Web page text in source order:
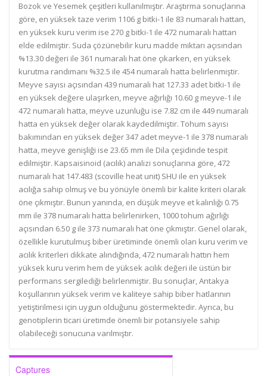
Bozok ve Yesemek çeşitleri kullanılmıştır. Araştırma sonuçlarına
göre, en yüksek taze verim 1106 g bitki-1 ile 83 numaralı hattan,
en yüksek kuru verim ise 270 g bitki-1 ile 472 numaralı hattan
elde edilmiştir. Suda çözünebilir kuru madde miktarı açısından
%13.30 değeri ile 361 numaralı hat öne çıkarken, en yüksek
kurutma randımanı %32.5 ile 454 numaralı hatta belirlenmiştir.
Meyve sayısı açısından 439 numaralı hat 127.33 adet bitki-1 ile
en yüksek değere ulaşırken, meyve ağırlığı 10.60 g meyve-1 ile
472 numaralı hatta, meyve uzunluğu ise 7.82 cm ile 449 numaralı
hatta en yüksek değer olarak kaydedilmiştir. Tohum sayısı
bakımından en yüksek değer 347 adet meyve-1 ile 378 numaralı
hatta, meyve genişliği ise 23.65 mm ile Dila çeşidinde tespit
edilmiştir. Kapsaisinoid (acılık) analizi sonuçlarına göre, 472
numaralı hat 147.483 (scoville heat unit) SHU ile en yüksek
acılığa sahip olmuş ve bu yönüyle önemli bir kalite kriteri olarak
öne çıkmıştır. Bunun yanında, en düşük meyve et kalınlığı 0.75
mm ile 378 numaralı hatta belirlenirken, 1000 tohum ağırlığı
açısından 6.50 g ile 373 numaralı hat öne çıkmıştır. Genel olarak,
özellikle kurutulmuş biber üretiminde önemli olan kuru verim ve
acılık kriterleri dikkate alındığında, 472 numaralı hattın hem
yüksek kuru verim hem de yüksek acılık değeri ile üstün bir
performans sergilediği belirlenmiştir. Bu sonuçlar, Antakya
koşullarının yüksek verim ve kaliteye sahip biber hatlarının
yetiştirilmesi için uygun olduğunu göstermektedir. Ayrıca, bu
genotiplerin ticari üretimde önemli bir potansiyele sahip
olabileceği sonucuna varılmıştır.
Captures